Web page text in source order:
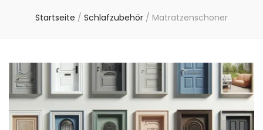
Startseite / Schlafzubehör / Matratzenschoner